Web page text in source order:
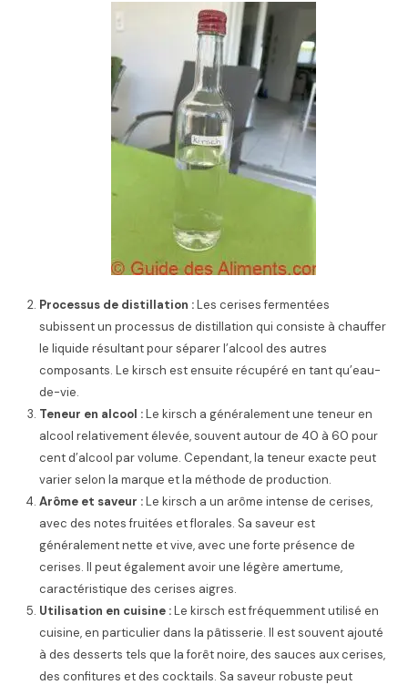
Processus de distillation :Les cerises fermentées
subissent un processus de distillation qui consiste à chauffer
le liquide résultant pour séparer l’alcool des autres
composants. Le kirsch est ensuite récupéré en tant qu’eau-
de-vie.
Teneur en alcool :Le kirsch a généralement une teneur en
alcool relativement élevée, souvent autour de 40 à 60 pour
cent d’alcool par volume. Cependant, la teneur exacte peut
varier selon la marque et la méthode de production.
Arôme et saveur :Le kirsch a un arôme intense de cerises,
avec des notes fruitées et florales. Sa saveur est
généralement nette et vive, avec une forte présence de
cerises. Il peut également avoir une légère amertume,
caractéristique des cerises aigres.
Utilisation en cuisine :Le kirsch est fréquemment utilisé en
cuisine, en particulier dans la pâtisserie. Il est souvent ajouté
à des desserts tels que la forêt noire, des sauces aux cerises,
des confitures et des cocktails. Sa saveur robuste peut